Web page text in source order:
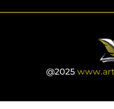
@2025